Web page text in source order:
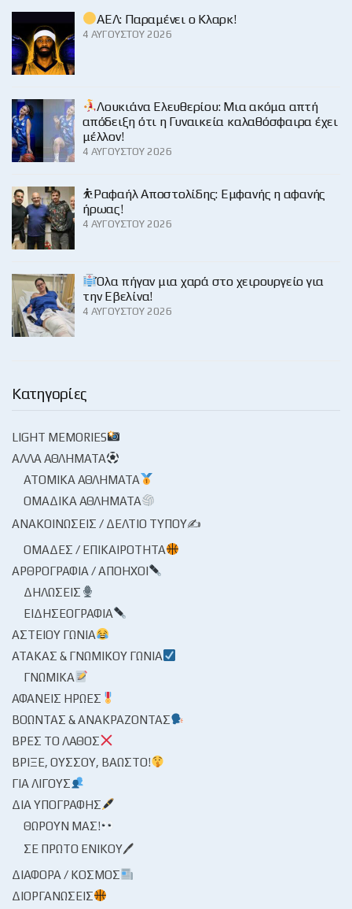
ΑΕΛ: Παραμένει ο Κλαρκ!
4 ΑΥΓΟΎΣΤΟΥ 2026
Λουκιάνα Ελευθερίου: Μια ακόμα απτή
απόδειξη ότι η Γυναικεία καλαθόσφαιρα έχει
μέλλον!
4 ΑΥΓΟΎΣΤΟΥ 2026
⛹️Ραφαήλ Αποστολίδης: Εμφανής η αφανής
ήρωας!
4 ΑΥΓΟΎΣΤΟΥ 2026
Όλα πήγαν μια χαρά στο χειρουργείο για
την Εβελίνα!
4 ΑΥΓΟΎΣΤΟΥ 2026
Κατηγορίες
LIGHT MEMORIES
ΆΛΛΑ ΑΘΛΉΜΑΤΑ
ΑΤΟΜΙΚΆ ΑΘΛΉΜΑΤΑ
ΟΜΑΔΙΚΆ ΑΘΛΉΜΑΤΑ
ΑΝΑΚΟΙΝΏΣΕΙΣ / ΔΕΛΤΊΟ ΤΎΠΟΥ✍
ΟΜΆΔΕΣ / ΕΠΙΚΑΙΡΌΤΗΤΑ
ΑΡΘΡΟΓΡΑΦΊΑ / ΑΠΌΗΧΟΙ
ΔΗΛΏΣΕΙΣ
ΕΙΔΗΣΕΟΓΡΑΦΊΑ
ΑΣΤΕΊΟΥ ΓΩΝΊΑ
ΑΤΆΚΑΣ & ΓΝΩΜΙΚΟΎ ΓΩΝΊΑ
ΓΝΩΜΙΚΆ
ΑΦΑΝΕΊΣ ΉΡΩΕΣ
ΒΟΏΝΤΑΣ & ΑΝΑΚΡΆΖΟΝΤΑΣ
ΒΡΕΣ ΤΟ ΛΆΘΟΣ
ΒΡΊΞΕ, ΟΎΣΣΟΥ, ΒΆΩΣΤΟ!
ΓΙΑ ΛΊΓΟΥΣ
ΔΙΑ ΥΠΟΓΡΑΦΉΣ
ΘΩΡΟΎΝ ΜΑΣ!
ΣΕ ΠΡΏΤΟ ΕΝΙΚΟΎ🖊
ΔΙΆΦΟΡΑ / ΚΌΣΜΟΣ
ΔΙΟΡΓΑΝΏΣΕΙΣ